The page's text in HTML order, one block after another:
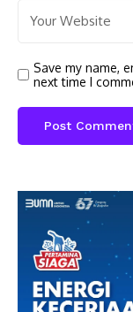
Save my name,
next time I